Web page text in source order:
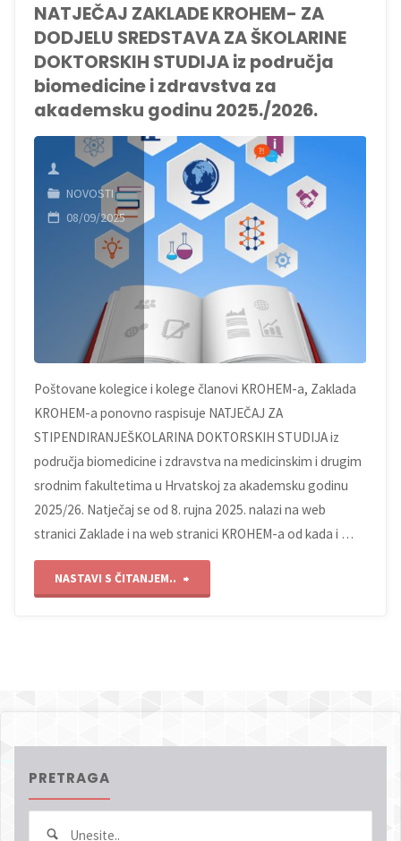
–
Podnošenje
prijedloga
dodjelu
godišnje
Nagradu
KROHEM-
u
godini."
NATJEČAJ ZAKLADE KROHEM- ZA
DODJELU SREDSTAVA ZA ŠKOLARINE
DOKTORSKIH STUDIJA iz područja
biomedicine i zdravstva za
akademsku godinu 2025./2026.
NOVOSTI
08/09/2025
Poštovane kolegice i kolege članovi KROHEM-a, Zaklada
KROHEM-a ponovno raspisuje NATJEČAJ ZA
STIPENDIRANJEŠKOLARINA DOKTORSKIH STUDIJA iz
područja biomedicine i zdravstva na medicinskim i drugim
srodnim fakultetima u Hrvatskoj za akademsku godinu
2025/26. Natječaj se od 8. rujna 2025. nalazi na web
stranici Zaklade i na web stranici KROHEM-a od kada i …
NASTAVI S ČITANJEM.. "NATJEČAJ
PRETRAGA
Pretraga